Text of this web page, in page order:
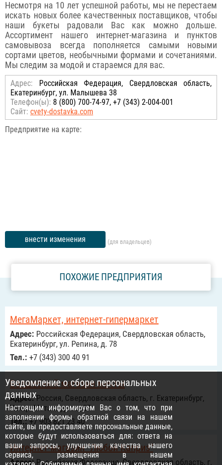
Несмотря на 10 лет успешной работы, мы не перестаем
искать новых более качественных поставщиков, чтобы
наши букеты радовали Вас как можно дольше.
Ассортимент нашего интернет-магазина и пунктов
самовывоза всегда пополняется самыми новыми
сортами цветов, необычными формами и сочетаниями.
Мы следим за модой и стараемся для вас.
Адрес: Российcкая Федерация, Свердловская область,
Екатеринбург, ул. Малышева 38
Телефон(ы): 8 (800) 700-74-97, +7 (343) 2-004-001
Сайт: cvety-dostavka.com
Предприятие на карте:
внести изменения (для владельцев)
ПОХОЖИЕ ПРЕДПРИЯТИЯ
МегаМаркет, интернет-гипермаркет
Адрес: Российcкая Федерация, Свердловская область,
Екатеринбург, ул. Репина, д. 78
Тел.: +7 (343) 300 40 91
Волшебный магазин мечты
Адрес:Россия, Свердловская область, г. Екатеринбург,
Улица Металлургов, 87
Тел.:+7 903 821 23 40
Интернет-магазин "Любой Каприз"
Адрес:Российcкая Федерация, Свердловская область, г.
Уведомление о сборе персональных
данных
Настоящим информируем Вас о том, что при
заполнении формы обратной связи на нашем
сайте, вы предоставляете персональные данные,
которые будут использоваться для: ответа на
ваши запросы, улучшения качества нашего
сервиса, размещения в нашем